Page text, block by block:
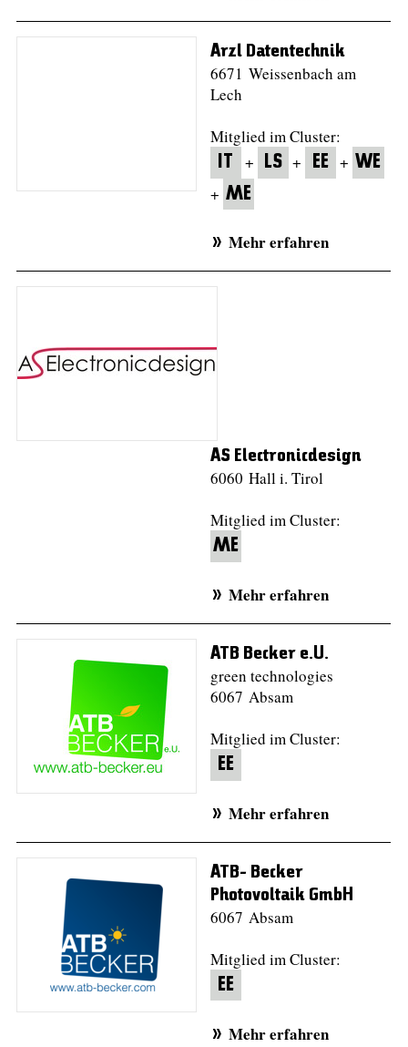
Arzl Datentechnik
6671 Weissenbach am
Lech
Mitglied im Cluster:
IT
+ LS + EE + WE
+ ME
Mehr erfahren
AS Electronicdesign
6060 Hall i. Tirol
Mitglied im Cluster:
ME
Mehr erfahren
ATB Becker e.U.
green technologies
6067 Absam
Mitglied im Cluster:
EE
Mehr erfahren
ATB- Becker
Photovoltaik GmbH
6067 Absam
Mitglied im Cluster:
EE
Mehr erfahren